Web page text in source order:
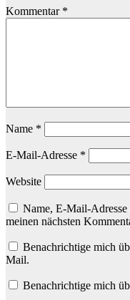
Kommentar *
Name *
E-Mail-Adresse *
Website
Name, E-Mail-
meinen nächsten
Benachrichtige mich
Mail.
Benachrichtige mich